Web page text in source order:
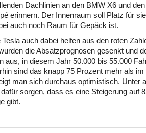
Dachlinien an den BMW X6 und den
erinnern. Der Innenraum soll Platz für
auch noch Raum für Gepäck ist.
auch dabei helfen aus den roten
die Absatzprognosen gesenkt und
aus, in diesem Jahr 50.000 bis 55.000
sind das knapp 75 Prozent mehr als im
man sich durchaus optimistisch. Unter
sorgen, dass es eine Steigerung auf
gibt.